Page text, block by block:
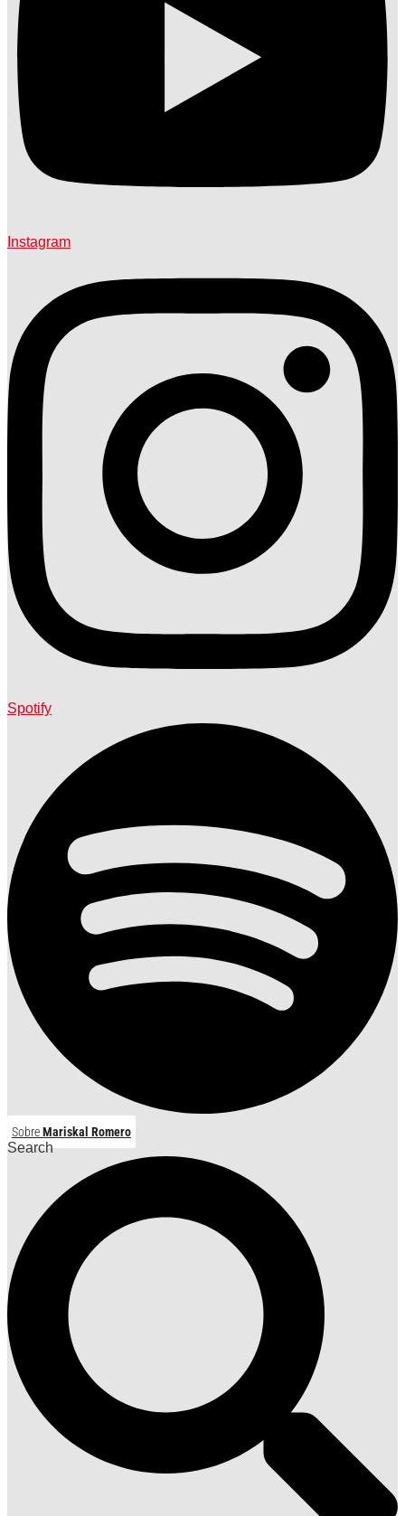
Instagram
Spotify
SobreMariskal Romero
Search